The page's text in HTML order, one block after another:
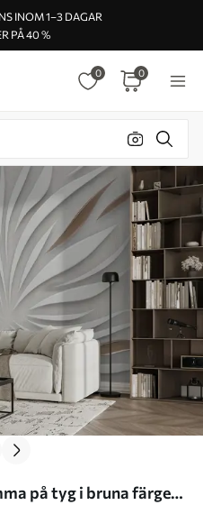
INOM 1–3 DAGAR
PÅ 40 %
0 0